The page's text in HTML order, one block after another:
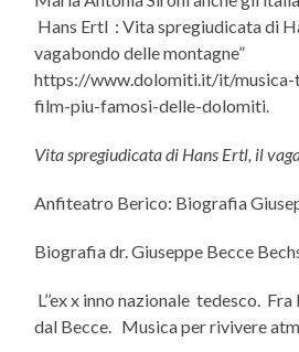
Hans Ertl : Vita spregiudicata di
vagabondo delle montagne”
https://www.dolomiti.it/it/
film-piu-famosi-delle-dolomiti.
Vita spregiudicata di Hans Ertl, il
Anfiteatro Berico: Biografia
Biografia dr. Giuseppe Becce
L’’ex x inno nazionale tedesco.
dal Becce. Musica per rivivere